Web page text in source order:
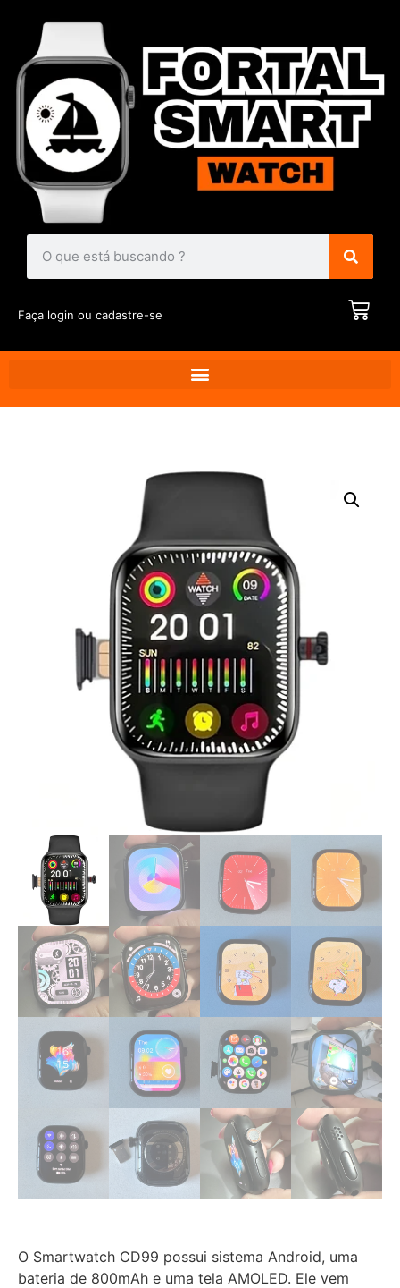
Faça login ou cadastre-se
O Smartwatch CD99 possui sistema Android, uma
bateria de 800mAh e uma tela AMOLED. Ele vem